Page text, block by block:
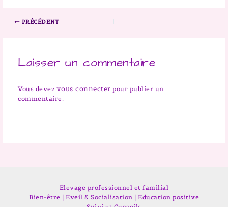
PRÉCÉDENT
Laisser un commentaire
Vous devez vous connecter pour publier un
commentaire.
Elevage professionnel et familial
Bien-être | Eveil & Socialisation | Education positive